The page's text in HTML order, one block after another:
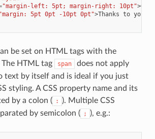
"margin-left: 5pt; margin-right: 10pt">
5pt 0pt -10pt 0pt">Thanks to you!!
be set on HTML tags with the
HTML tag span
does not apply
text by itself and is ideal if you just
styling. A CSS property name and its
by a colon ( :
). Multiple CSS
by semicolon ( ; ), e.g.: